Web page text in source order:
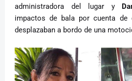
administradora del lugar y
impactos de bala por cuenta de
desplazaban a bordo de una